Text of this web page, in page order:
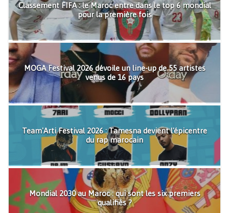
Classement FIFA : le Maroc entre dans le top 6 mondial
pour la première fois
MOGA Festival 2026 dévoile un line-up de 55 artistes
venus de 16 pays
Team'Arti Festival 2026 : Tamesna devient l'épicentre
du rap marocain
Mondial 2030 au Maroc : qui sont les six premiers
qualifiés ?